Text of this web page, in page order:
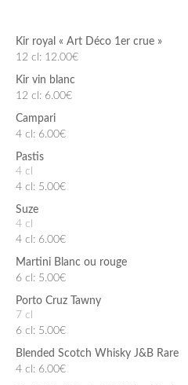
Kir royal « Art Déco 1er crue »
12 cl: 12.00€
Kir vin blanc
12 cl: 6.00€
Campari
4 cl: 6.00€
Pastis
4 cl
4 cl: 5.00€
Suze
4 cl
4 cl: 6.00€
Martini Blanc ou rouge
6 cl: 5.00€
Porto Cruz Tawny
7 cl
6 cl: 5.00€
Blended Scotch Whisky J&B Rare
4 cl: 6.00€